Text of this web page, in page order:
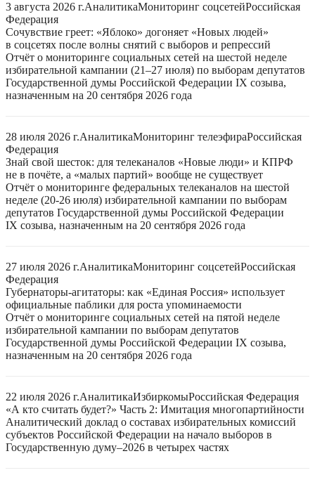
3 августа 2026 г.АналитикаМониторинг соцсетейРоссийская
Федерация
Сочувствие греет: «Яблоко» догоняет «Новых людей»
в соцсетях после волны снятий с выборов и репрессий
Отчёт о мониторинге социальных сетей на шестой неделе
избирательной кампании (21–27 июля) по выборам депутатов
Государственной думы Российской Федерации IX созыва,
назначенным на 20 сентября 2026 года
28 июля 2026 г.АналитикаМониторинг телеэфираРоссийская
Федерация
Знай свой шесток: для телеканалов «Новые люди» и КПРФ
не в почёте, а «малых партий» вообще не существует
Отчёт о мониторинге федеральных телеканалов на шестой
неделе (20-26 июля) избирательной кампании по выборам
депутатов Государственной думы Российской Федерации
IX созыва, назначенным на 20 сентября 2026 года
27 июля 2026 г.АналитикаМониторинг соцсетейРоссийская
Федерация
Губернаторы-агитаторы: как «Единая Россия» использует
официальные паблики для роста упоминаемости
Отчёт о мониторинге социальных сетей на пятой неделе
избирательной кампании по выборам депутатов
Государственной думы Российской Федерации IX созыва,
назначенным на 20 сентября 2026 года
22 июля 2026 г.АналитикаИзбиркомыРоссийская Федерация
«А кто считать будет?» Часть 2: Имитация многопартийности
Аналитический доклад о составах избирательных комиссий
субъектов Российской Федерации на начало выборов в
Государственную думу–2026 в четырех частях